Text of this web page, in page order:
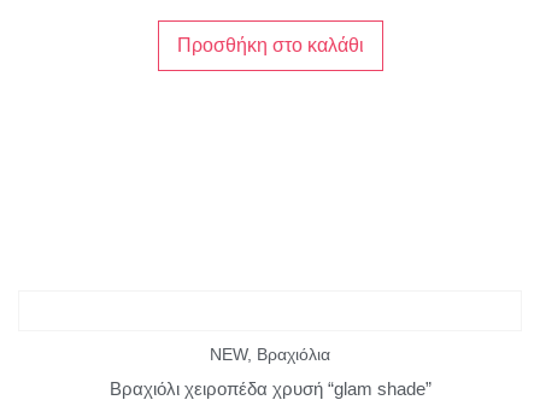
Προσθήκη στο καλάθι
NEW, Βραχιόλια
Βραχιόλι χειροπέδα χρυσή “glam shade”